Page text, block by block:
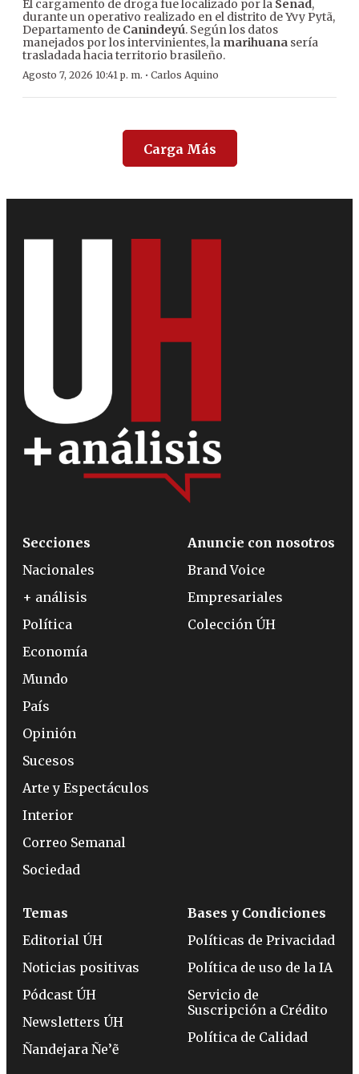
El cargamento de droga fue localizado por la Senad,
durante un operativo realizado en el distrito de Yvy Pytã,
Departamento de Canindeyú. Según los datos
manejados por los intervinientes, la marihuana sería
trasladada hacia territorio brasileño.
Agosto 7, 2026 10:41 p. m. · Carlos Aquino
Carga Más
Secciones
Nacionales
+ análisis
Política
Economía
Mundo
País
Opinión
Sucesos
Arte y Espectáculos
Interior
Correo Semanal
Sociedad
Anuncie con nosotros
Brand Voice
Empresariales
Colección ÚH
Temas
Editorial ÚH
Noticias positivas
Pódcast ÚH
Newsletters ÚH
Ñandejara Ñe’ẽ
Bases y Condiciones
Políticas de Privacidad
Política de uso de la IA
Servicio de
Suscripción a Crédito
Política de Calidad